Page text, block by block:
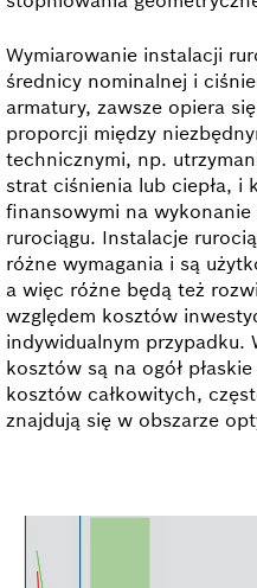
Wymiarowanie instalacji
średnicy nominalnej i
armatury, zawsze opiera
proporcji między
technicznymi, np.
strat ciśnienia lub ciepła, i
finansowymi na
rurociągu. Instalacje
różne wymagania i są
a więc różne będą też
względem kosztów
indywidualnym przypadku.
kosztów są na ogół
kosztów całkowitych,
znajdują się w obszarze